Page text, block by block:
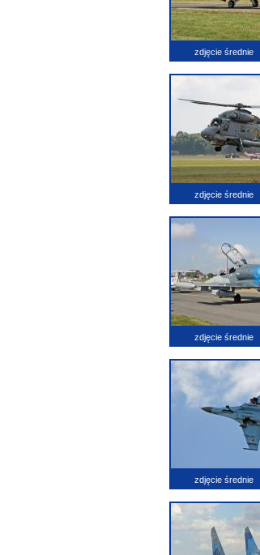
zdjęcie średnie
zdjęcie średnie
zdjęcie średnie
zdjęcie średnie